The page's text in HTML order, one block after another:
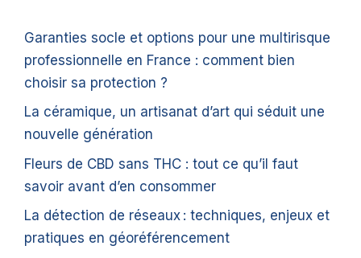
Garanties socle et options pour une multirisque
professionnelle en France : comment bien
choisir sa protection ?
La céramique, un artisanat d’art qui séduit une
nouvelle génération
Fleurs de CBD sans THC : tout ce qu’il faut
savoir avant d’en consommer
La détection de réseaux : techniques, enjeux et
pratiques en géoréférencement